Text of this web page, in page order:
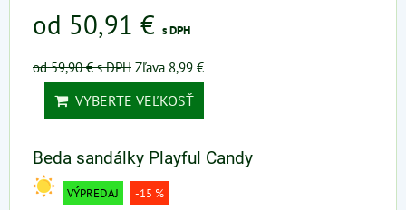
od 50,91 € s DPH
od 59,90 €s DPH Zľava 8,99 €
VYBERTE VEĽKOSŤ
Beda sandálky Playful Candy
VÝPREDAJ -15 %